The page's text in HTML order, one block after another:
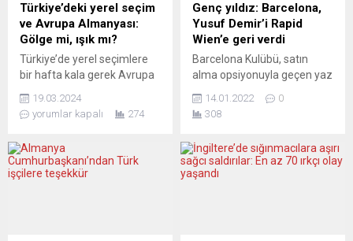
Türkiye’deki yerel seçim
ve Avrupa Almanyası:
Gölge mi, ışık mı?
Türkiye’de yerel seçimlere
bir hafta kala gerek Avrupa
ülkede yaşayan Türkiye
kökenli insanları nelerin
Frankfurt’ta yanıt aracak.
Yerel seçimlerin “içeride”
19.03.2024
yorumlar kapalı
274
Genç yıldız: Barcelona,
Yusuf Demir’i Rapid
Wien’e geri verdi
Barcelona Kulübü, satın
alma opsiyonuyla geçen yaz
Avusturya’nın Rapid Wien
takımına geri verdiğini
18 yaşındaki Demir, 9
Temmuz’da 500 bin avro
14.01.2022
0
308